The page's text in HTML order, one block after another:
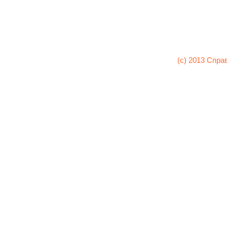
(c) 2013